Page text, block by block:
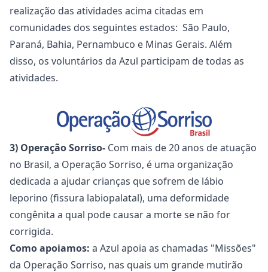
realização das atividades acima citadas em
comunidades dos seguintes estados: São Paulo,
Paraná, Bahia, Pernambuco e Minas Gerais. Além
disso, os voluntários da Azul participam de todas as
atividades.
3) Operação Sorriso- Com mais de 20 anos de atuação
no Brasil, a Operação Sorriso, é uma organização
dedicada a ajudar crianças que sofrem de lábio
leporino (fissura labiopalatal), uma deformidade
congênita a qual pode causar a morte se não for
corrigida.
Como apoiamos: a Azul apoia as chamadas "Missões"
da Operação Sorriso, nas quais um grande mutirão